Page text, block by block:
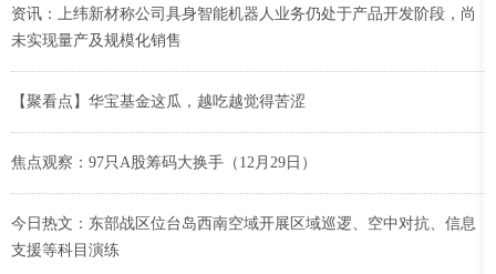
资讯：上纬新材称公司具身智能机器人业务仍处于产品开发阶段，尚
未实现量产及规模化销售
【聚看点】华宝基金这瓜，越吃越觉得苦涩
焦点观察：97只A股筹码大换手（12月29日）
今日热文：东部战区位台岛西南空域开展区域巡逻、空中对抗、信息
支援等科目演练